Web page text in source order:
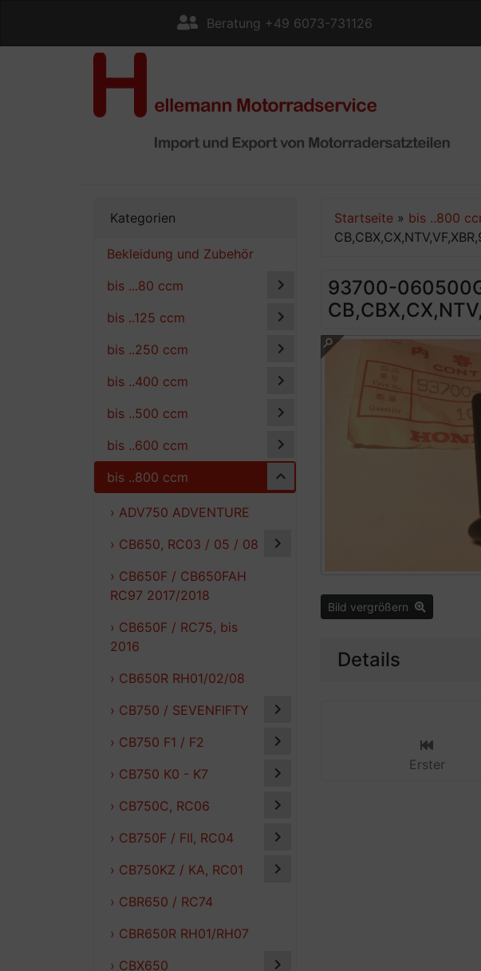
Beratung +49 6073-731126
Kategorien
Bekleidung und Zubehör
bis ...80 ccm
bis ..125 ccm
bis ..250 ccm
bis ..400 ccm
bis ..500 ccm
bis ..600 ccm
bis ..800 ccm
› ADV750 ADVENTURE
› CB650, RC03 / 05 / 08
› CB650F / CB650FAH
RC97 2017/2018
› CB650F / RC75, bis
2016
› CB650R RH01/02/08
› CB750 / SEVENFIFTY
› CB750 F1 / F2
› CB750 K0 - K7
› CB750C, RC06
› CB750F / FII, RC04
› CB750KZ / KA, RC01
› CBR650 / RC74
› CBR650R RH01/RH07
› CBX650
Startseite » bis ..800
93700-
Bild vergrößern
Details
Erster